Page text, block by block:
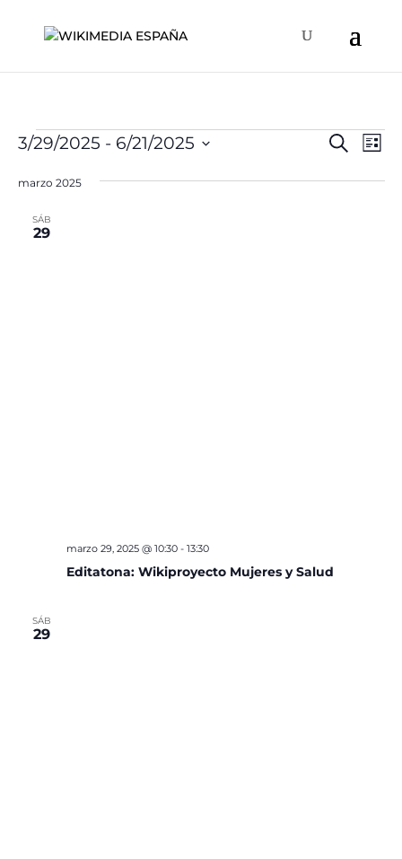
Eventos Buscar
de
Lista
3/29/2025 - 6/21/2025
la
marzo 2025
SÁB
29
Editatona: Wikiproyecto Mujeres y Salud
marzo 29, 2025 @ 10:30- 13:30
SÁB
29